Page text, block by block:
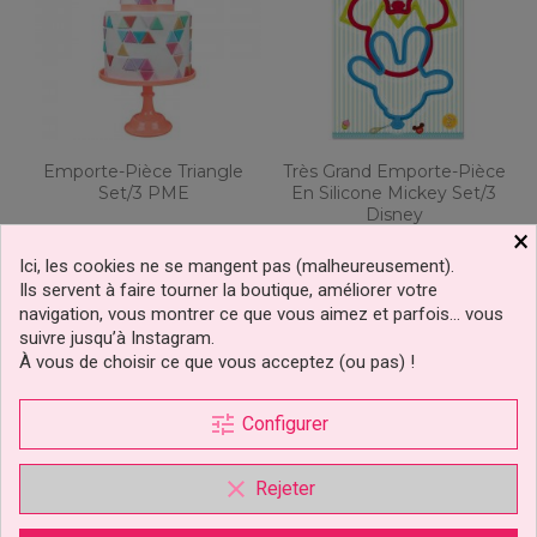
Emporte-Pièce Triangle
Set/3 PME
Prix
9,29 €
Ajouter au panier
Très Grand Emporte-Pièce
En Silicone Mickey Set/3
Disney
Prix
8,99 €
Ajouter au panier
×
Ici, les cookies ne se mangent pas (malheureusement).
Ils servent à faire tourner la boutique, améliorer votre
navigation, vous montrer ce que vous aimez et parfois… vous
suivre jusqu’à Instagram.
À vous de choisir ce que vous acceptez (ou pas) !
tune Configurer
clear Rejeter